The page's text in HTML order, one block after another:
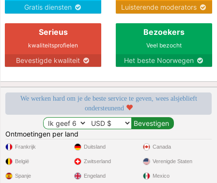
Gratis diensten Luisterende moderators
Serieus
kwaliteitsprofielen
Bevestigde kwaliteit
Bezoekers
Veel bezocht
Het beste Noorwegen
We werken hard om je de beste service te geven, wees alsjeblieft
ondersteunend
Ontmoetingen per land
Frankrijk
België
Spanje
Duitsland
Zwitserland
Engeland
Canada
Verenigde Staten
Mexico